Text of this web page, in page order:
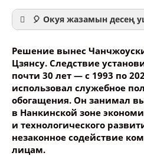
🎈 Окуя жазамын десең
Ваше имя
Название сообщения
Решение вынес
Цзянсу. Следствие
почти 30 лет — с 1993 по
использовал служебное
обогащения. Он занимал
в Нанкинской зоне
и технологического
незаконное содействие
лицам.